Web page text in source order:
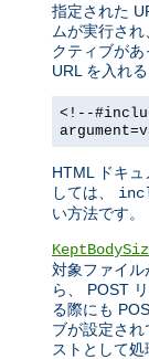
指定された
ムが実行さ
クティブが
URL を入れ
<!--
HTML ドキ
しては、
い方法です。
対象ファイル
ら、 POST
る際にも
ブが設定さ
ストとして処